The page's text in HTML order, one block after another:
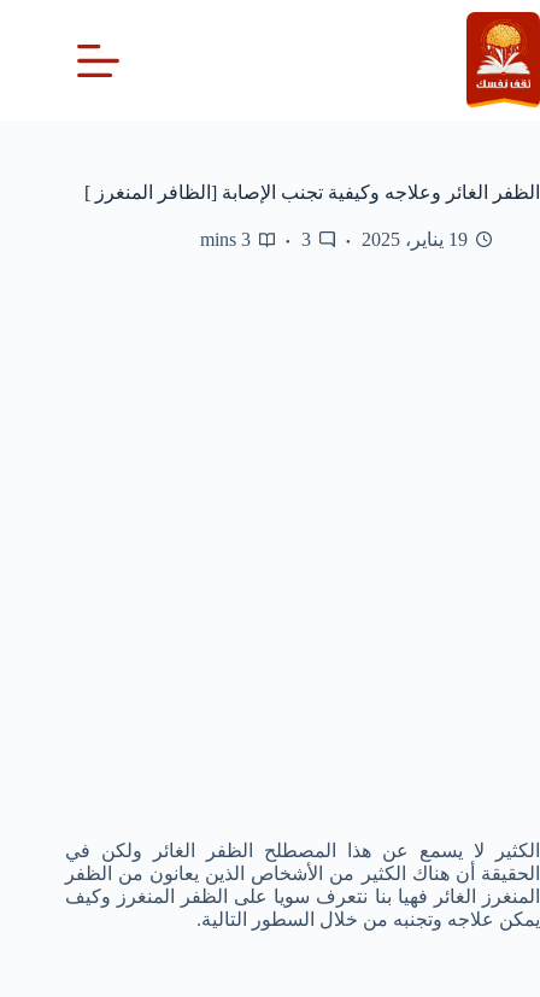
التجاوز
إلى
المحتوى
الظفر الغائر وعلاجه وكيفية تجنب الإصابة [الظافر المنغرز ]
19 يناير، 2025 3
3 mins
الكثير لا يسمع عن هذا المصطلح الظفر الغائر ولكن في
الحقيقة أن هناك الكثير من الأشخاص الذين يعانون من الظفر
المنغرز الغائر فهيا بنا نتعرف سويا على الظفر المنغرز وكيف
يمكن علاجه وتجنبه من خلال السطور التالية.